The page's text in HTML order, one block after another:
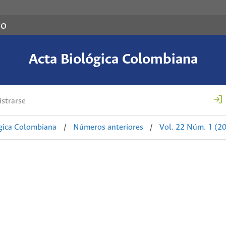
Acta Biológica Colombiana
Colombiana / Números anteriores / Vol. 22 Núm. 1